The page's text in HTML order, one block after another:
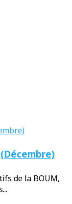
de la BOUM,